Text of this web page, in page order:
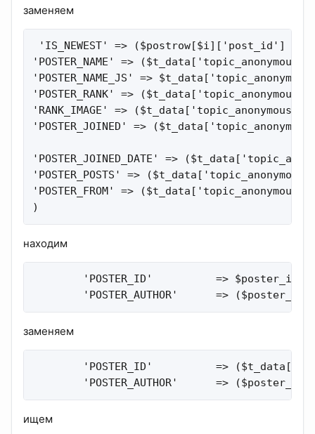
заменяем
'IS_NEWEST' => ($postrow[$i]['post_id'] ==
'POSTER_NAME' =>
'POSTER_NAME_JS' =>
'POSTER_RANK' =>
'RANK_IMAGE' =>
'POSTER_JOINED' =>
'POSTER_JOINED_DATE' =>
'POSTER_POSTS' =>
'POSTER_FROM' =>
)
находим
        'POSTER_ID'          => $poster_id,
'POSTER_AUTHOR'      => ($poster_id
заменяем
'POSTER_ID'          =>
'POSTER_AUTHOR'      => ($poster_id
ищем